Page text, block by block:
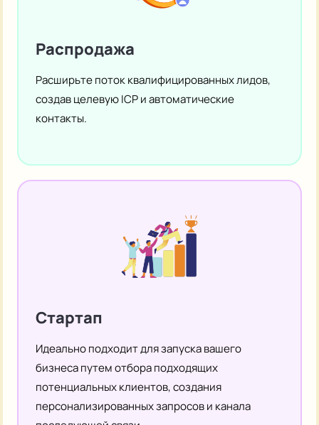
Распродажа
Расширьте поток квалифицированных лидов,
создав целевую ICP и автоматические
контакты.
Стартап
Идеально подходит для запуска вашего
бизнеса путем отбора подходящих
потенциальных клиентов, создания
персонализированных запросов и канала